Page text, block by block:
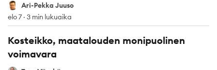
Ari-Pekka Juuso
Ari-Pekka Juuso
elo 7 · 3 min lukuaika
Kosteikko, maatalouden monipuolinen
voimavara